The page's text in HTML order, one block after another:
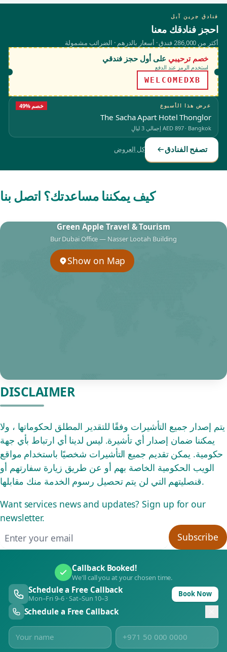
فنادق جرين آبل
احجز فنادقك معنا
أكثر من 286,000 فندق · أسعار بالدرهم · الضرائب مشمولة
خصم ترحيبي على أول حجز فندقي
استخدم الرمز عند الدفع
WELCOMEDXB
عرض هذا الأسبوع 49% خصم
The Sacha Apart Hotel Thonglor
Bangkok
·
AED 897إجمالي 3 ليالٍ
تصفح الفنادق كل العروض
كيف يمكننا مساعدتك؟ اتصل بنا
Green Apple Travel & Tourism
Bur Dubai Office — Nasser Lootah Building
Show on Map
DISCLAIMER
يتم إصدار جميع التأشيرات وفقًا للتقدير المطلق لحكوماتها ، ولا
يمكننا ضمان إصدار أي تأشيرة. ليس لدينا أي ارتباط بأي جهة
حكومية. يمكن تقديم جميع التأشيرات شخصيًا باستخدام مواقع
الويب الحكومية الخاصة بهم أو عن طريق زيارة سفارتهم أو
قنصليتهم التي لن يتم تحصيل رسوم الخدمة منك مقابلها.
Want services news and updates? Sign up for our
newsletter.
Subscribe
Callback Booked!
We'll call you at your chosen time.
Schedule a Free Callback
Mon–Fri 9–6 · Sat–Sun 10–3 Book Now
Schedule a Free Callback